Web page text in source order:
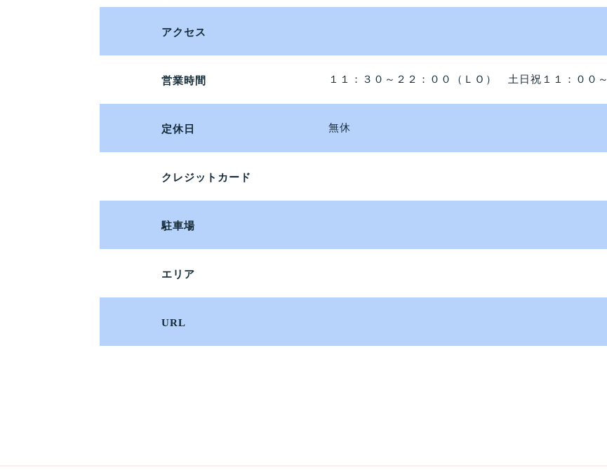
アクセス
営業時間 １１：３０～２２：００（ＬＯ） 土日祝１１：００～
定休日 無休
クレジットカード
駐車場
エリア
URL